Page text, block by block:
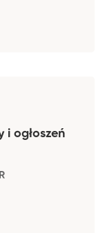
i ogłoszeń